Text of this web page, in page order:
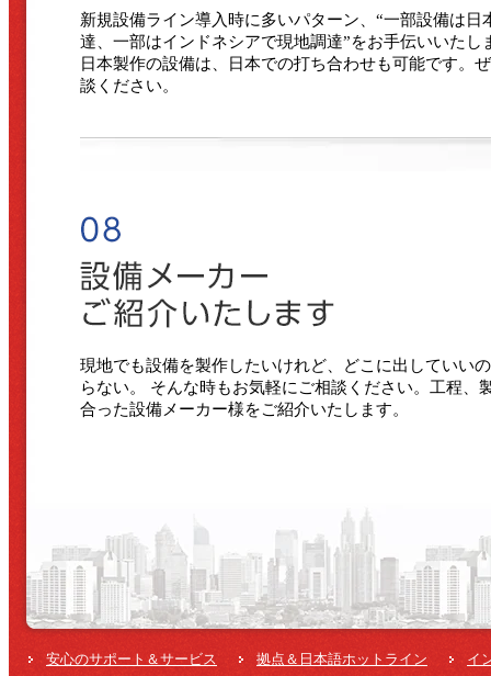
新規設備ライン導入時に多いパターン、“一部設備は日
達、一部はインドネシアで現地調達”をお手伝いいたし
日本製作の設備は、日本での打ち合わせも可能です。
談ください。
現地でも設備を製作したいけれど、どこに出していい
らない。 そんな時もお気軽にご相談ください。工程、
合った設備メーカー様をご紹介いたします。
安心のサポート＆サービス 拠点＆日本語ホットライン イ